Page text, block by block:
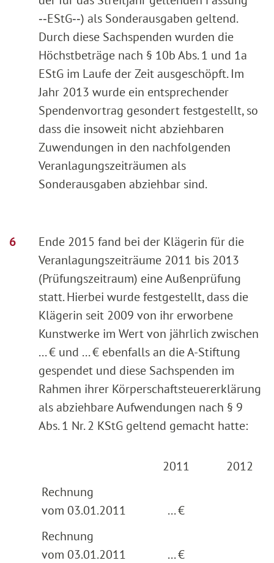
‑‑EStG‑‑) als Sonderausgaben geltend.
Durch diese Sachspenden wurden die
Höchstbeträge nach § 10b Abs. 1 und 1a
EStG im Laufe der Zeit ausgeschöpft. Im
Jahr 2013 wurde ein entsprechender
Spendenvortrag gesondert festgestellt, so
dass die insoweit nicht abziehbaren
Zuwendungen in den nachfolgenden
Veranlagungszeiträumen als
Sonderausgaben abziehbar sind.
Ende 2015 fand bei der Klägerin für die
Veranlagungszeiträume 2011 bis 2013
(Prüfungszeitraum) eine Außenprüfung
statt. Hierbei wurde festgestellt, dass die
Klägerin seit 2009 von ihr erworbene
Kunstwerke im Wert von jährlich zwischen
... € und ... € ebenfalls an die A-Stiftung
gespendet und diese Sachspenden im
Rahmen ihrer Körperschaftsteuererklärung
als abziehbare Aufwendungen nach § 9
Abs. 1 Nr. 2 KStG geltend gemacht hatte:
2011
2012
Rechnung
vom 03.01.2011
... €
Rechnung
vom 03.01.2011
... €